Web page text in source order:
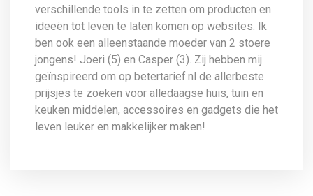
verschillende tools in te zetten om producten en
ideeën tot leven te laten komen op websites. Ik
ben ook een alleenstaande moeder van 2 stoere
jongens! Joeri (5) en Casper (3). Zij hebben mij
geïnspireerd om op betertarief.nl de allerbeste
prijsjes te zoeken voor alledaagse huis, tuin en
keuken middelen, accessoires en gadgets die het
leven leuker en makkelijker maken!